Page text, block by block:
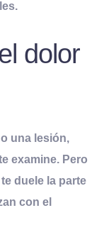
dolor
una lesión,
examine. Pero
duele la parte
con el